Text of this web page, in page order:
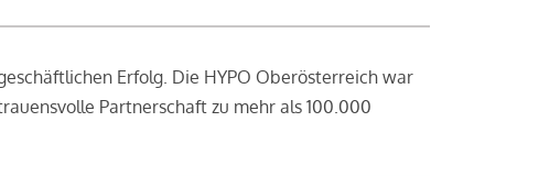
Erfolg. Die HYPO Oberösterreich war
Partnerschaft zu mehr als 100.000